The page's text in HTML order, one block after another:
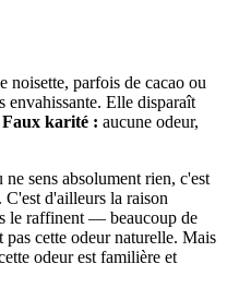
noisette, parfois de cacao ou
envahissante. Elle disparaît
Faux karité : aucune odeur,
sens absolument rien, c'est
d'ailleurs la raison
le raffinent — beaucoup de
cette odeur naturelle. Mais
odeur est familière et